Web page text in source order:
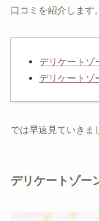
口コミを紹介します。
デリケートゾ
デリケートゾ
では早速見ていきま
デリケートゾー